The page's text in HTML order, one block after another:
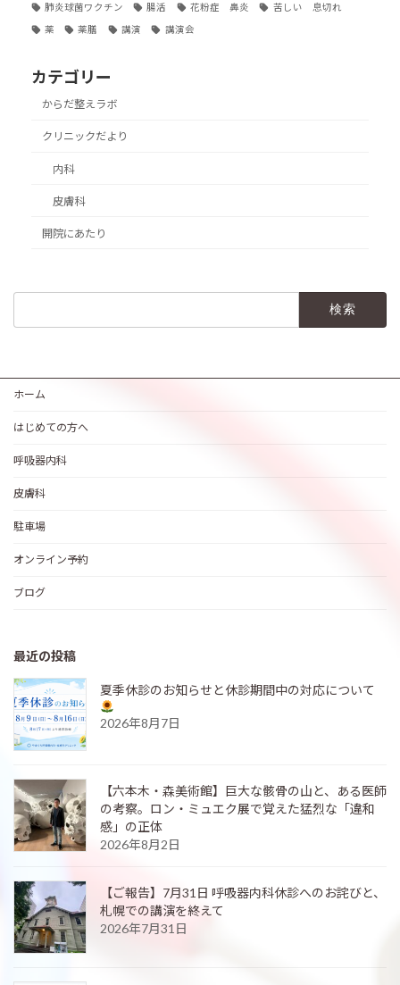
肺炎球菌ワクチン 腸活 花粉症 鼻炎 苦しい 息切れ
薬 薬膳 講演 講演会
カテゴリー
からだ整えラボ
クリニックだより
内科
皮膚科
開院にあたり
ホーム
はじめての方へ
呼吸器内科
皮膚科
駐車場
オンライン予約
ブログ
最近の投稿
夏季休診のお知らせと休診期間中の対応について
2026年8月7日
【六本木・森美術館】巨大な骸骨の山と、ある医師
の考察。ロン・ミュエク展で覚えた猛烈な「違和
感」の正体
2026年8月2日
【ご報告】7月31日 呼吸器内科休診へのお詫びと、
札幌での講演を終えて
2026年7月31日